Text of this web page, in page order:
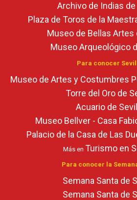
Archivo de Indias de
Plaza de Toros de la
Museo de Bellas Artes
Museo Arqueológico
Para conocer
Museo de Artes y Costumbres
Torre del Oro de
Acuario de
Museo Bellver - Casa
Palacio de la Casa de Las
Más en Turismo en
Para conocer la
Semana Santa de
Semana Santa de